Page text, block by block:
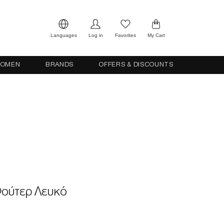
Languages Log in Favorites My Cart
BRANDS OFFERS & DISCOUNTS
Λευκό